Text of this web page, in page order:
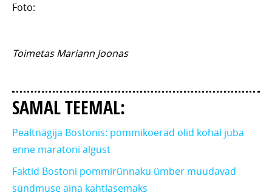
Foto:
Toimetas Mariann Joonas
SAMAL TEEMAL:
Pealtnägija Bostonis: pommikoerad olid kohal juba
enne maratoni algust
Faktid Bostoni pommirünnaku ümber muudavad
sündmuse aina kahtlasemaks